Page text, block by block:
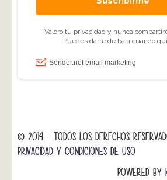
© 2014 - TODOS LOS DERECHOS
PRIVACIDAD Y CONDICIONES DE USO
POWERED BY